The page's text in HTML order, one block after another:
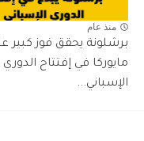
منذ عام
برشلونة يحقق فوز كبير
مايوركا في إفتتاح الدوري
الإسباني...